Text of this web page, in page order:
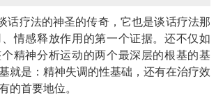
话疗法的神圣的传奇，它也是谈话疗法那
情感释放作用的第一个证据。还不仅如
精神分析运动的两个最深层的根基的基
就是：精神失调的性基础，还有在治疗效
的首要地位。